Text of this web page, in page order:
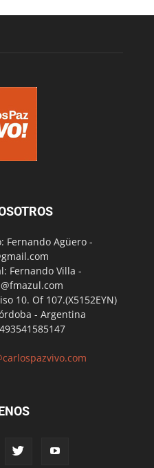
Fernando Agüero -
Fernando Villa -
10. Of 107.(X5152EYN)
- Argentina